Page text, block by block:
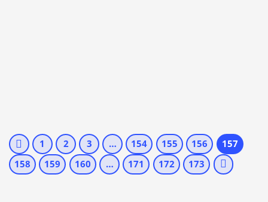
1 2 3 … 154 155 156
157
158
159 160 … 171 172 173